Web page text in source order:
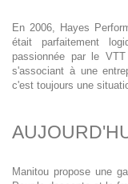
En 2006, Hayes
était parfaitement
passionnée par le
s'associant à une
c'est toujours une
Manitou propose une